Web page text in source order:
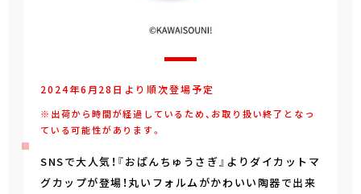
2024年6月28日より順次登場予定
※出荷から時間が経過しているため、お取り扱い終了となっ
ている可能性があります。
SNSで大人気！『おぱんちゅうさぎ』よりダイカットマ
グカップが登場！丸いフォルムがかわいい陶器で出来